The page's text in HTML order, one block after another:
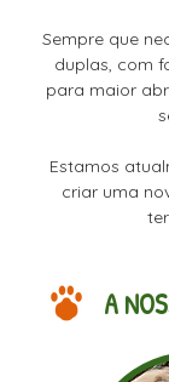
Sempre que
duplas, com
para maior
Estamos
criar uma
A